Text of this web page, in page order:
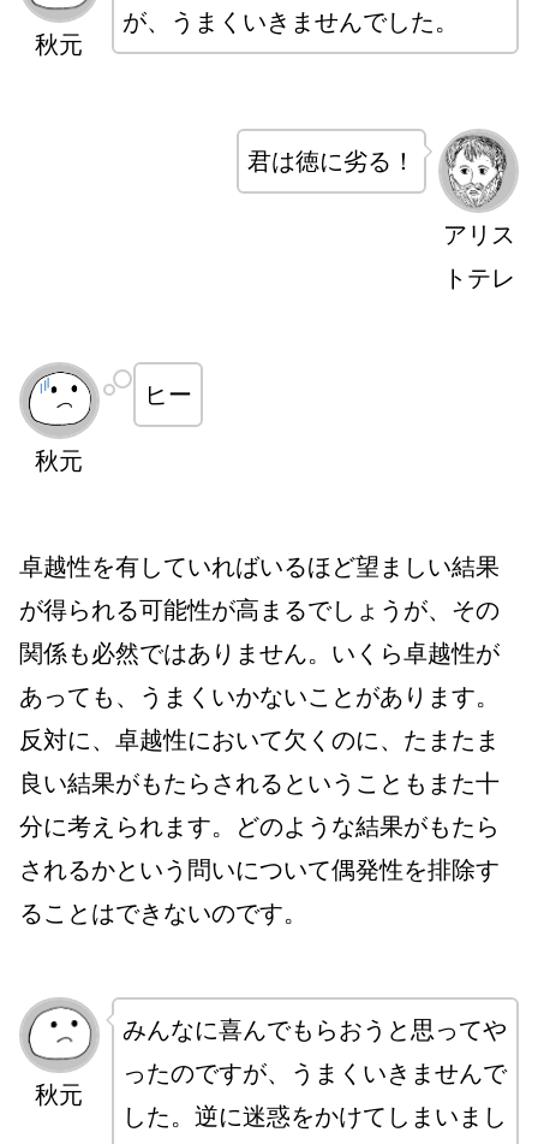
秋元
が、うまくいきませんでした。
アリス
トテレ
君は徳に劣る！
秋元
ヒー
卓越性を有していればいるほど望ましい結果
が得られる可能性が高まるでしょうが、その
関係も必然ではありません。いくら卓越性が
あっても、うまくいかないことがあります。
反対に、卓越性において欠くのに、たまたま
良い結果がもたらされるということもまた十
分に考えられます。どのような結果がもたら
されるかという問いについて偶発性を排除す
ることはできないのです。
秋元
みんなに喜んでもらおうと思ってや
ったのですが、うまくいきませんで
した。逆に迷惑をかけてしまいまし